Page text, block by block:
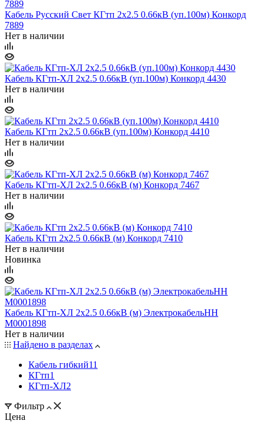
Кабель Русский Свет КГтп 2х2.5 0.66кВ (уп.100м) Конкорд
7889
Нет в наличии
Кабель КГтп-ХЛ 2х2.5 0.66кВ (уп.100м) Конкорд 4430
Нет в наличии
Кабель КГтп 2х2.5 0.66кВ (уп.100м) Конкорд 4410
Нет в наличии
Кабель КГтп-ХЛ 2х2.5 0.66кВ (м) Конкорд 7467
Нет в наличии
Кабель КГтп 2х2.5 0.66кВ (м) Конкорд 7410
Нет в наличии
Новинка
Кабель КГтп-ХЛ 2х2.5 0.66кВ (м) ЭлектрокабельНН
M0001898
Нет в наличии
Найдено в разделах
Кабель гибкий11
КГтп1
КГтп-ХЛ2
Фильтр
Цена